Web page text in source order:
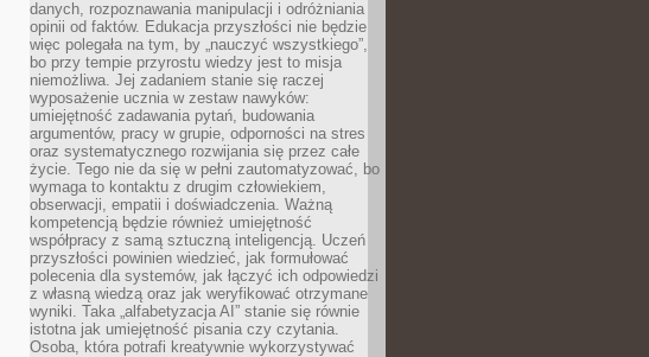
danych, rozpoznawania manipulacji i odróżniania
opinii od faktów. Edukacja przyszłości nie będzie
więc polegała na tym, by „nauczyć wszystkiego”,
bo przy tempie przyrostu wiedzy jest to misja
niemożliwa. Jej zadaniem stanie się raczej
wyposażenie ucznia w zestaw nawyków:
umiejętność zadawania pytań, budowania
argumentów, pracy w grupie, odporności na stres
oraz systematycznego rozwijania się przez całe
życie. Tego nie da się w pełni zautomatyzować, bo
wymaga to kontaktu z drugim człowiekiem,
obserwacji, empatii i doświadczenia. Ważną
kompetencją będzie również umiejętność
współpracy z samą sztuczną inteligencją. Uczeń
przyszłości powinien wiedzieć, jak formułować
polecenia dla systemów, jak łączyć ich odpowiedzi
z własną wiedzą oraz jak weryfikować otrzymane
wyniki. Taka „alfabetyzacja AI” stanie się równie
istotna jak umiejętność pisania czy czytania.
Osoba, która potrafi kreatywnie wykorzystywać